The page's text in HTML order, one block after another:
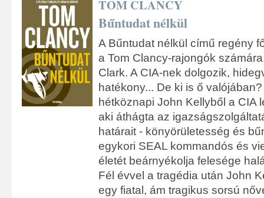
TOM CLANCY
Bűntudat nélkül
A Bűntudat nélkül című regény
a Tom Clancy-rajongók
Clark. A CIA-nek dolgozik,
hatékony... De ki is ő
hétköznapi John Kellyből a CIA
aki áthágta az
határait - könyörületesség és
egykori SEAL kommandós és
életét beárnyékolja felesége
Fél évvel a tragédia után John
egy fiatal, ám tragikus sorsú